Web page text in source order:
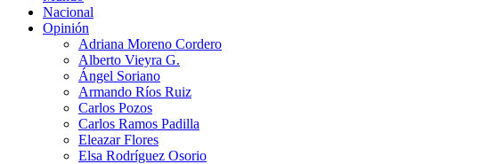
Nacional
Opinión
Adriana Moreno Cordero
Alberto Vieyra G.
Ángel Soriano
Armando Ríos Ruiz
Carlos Pozos
Carlos Ramos Padilla
Eleazar Flores
Elsa Rodríguez Osorio